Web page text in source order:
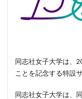
同志社女子大学は、
ことを記念する特設
同志社女子大学は、